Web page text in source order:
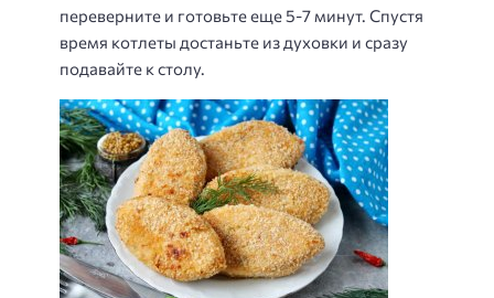
переверните и готовьте еще 5-7 минут. Спустя
время котлеты достаньте из духовки и сразу
подавайте к столу.